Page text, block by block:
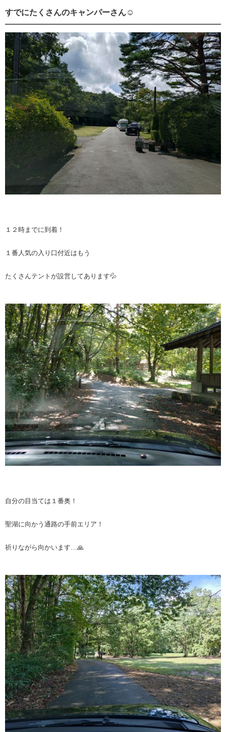
すでにたくさんのキャンパーさん☺️
１２時までに到着！
１番人気の入り口付近はもう
たくさんテントが設営してあります💦
自分の目当ては１番奥！
聖湖に向かう通路の手前エリア！
祈りながら向かいます…🙏